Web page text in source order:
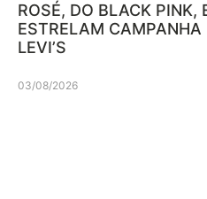
ROSÉ, DO BLACK PINK,
ESTRELAM CAMPANHA
LEVI’S
03/08/2026